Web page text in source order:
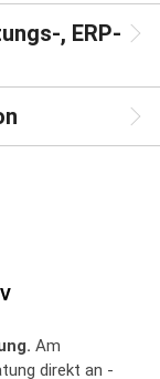
, ERP-
Am
direkt an -